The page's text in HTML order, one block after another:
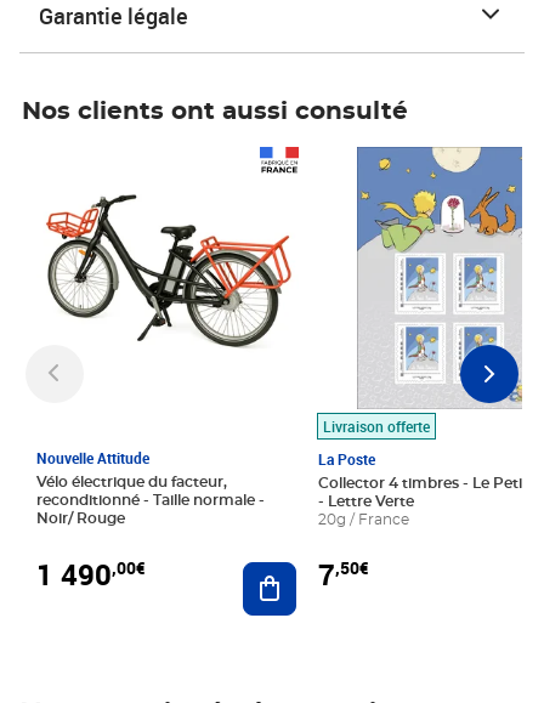
Garantie légale
Nos clients ont aussi consulté
Nouvelle Attitude
Vélo électrique du facteur,
reconditionné - Taille normale -
Noir/ Rouge
1 490,00€ Ajouter au panier
Livraison offerte
La Poste
Collector 4 timbres - Le Petit
- Lettre Verte
20g / France
7,50€
Prix 7,50€